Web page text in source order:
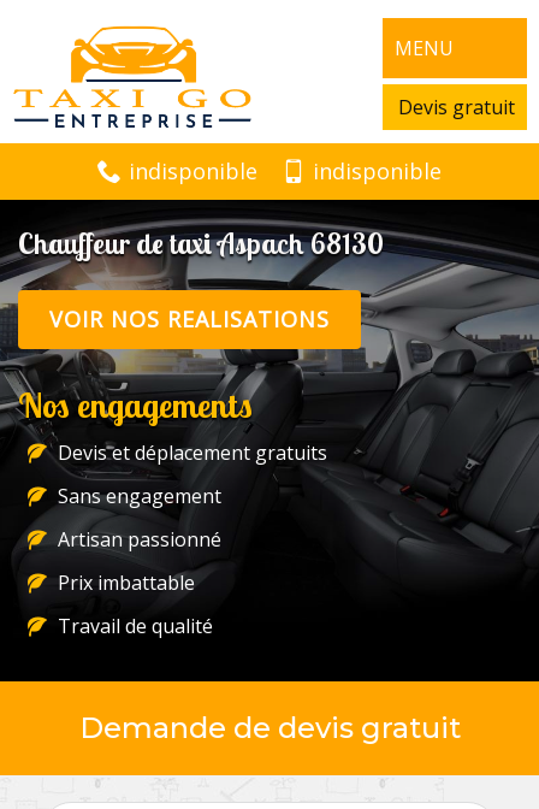
MENU
Devis gratuit
indisponible indisponible
Chauffeur de taxi Aspach 68130
VOIR NOS REALISATIONS
Nos engagements
Devis et déplacement gratuits
Sans engagement
Artisan passionné
Prix imbattable
Travail de qualité
Demande de devis gratuit